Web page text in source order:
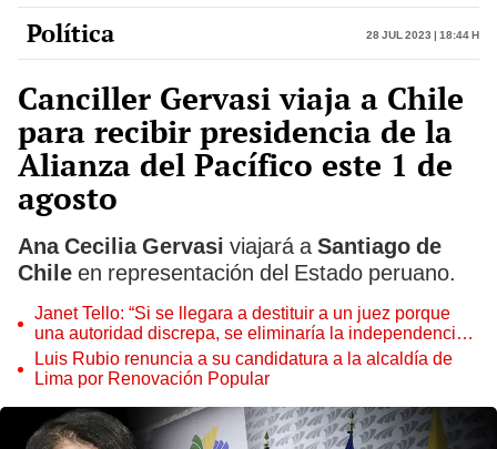
Política 28 Jul 2023 | 18:44 h
Canciller Gervasi viaja a Chile
para recibir presidencia de la
Alianza del Pacífico este 1 de
agosto
Ana Cecilia Gervasi viajará a Santiago de
Chile en representación del Estado peruano.
Janet Tello: “Si se llegara a destituir a un juez porque
una autoridad discrepa, se eliminaría la independencia
judicial”
Luis Rubio renuncia a su candidatura a la alcaldía de
Lima por Renovación Popular